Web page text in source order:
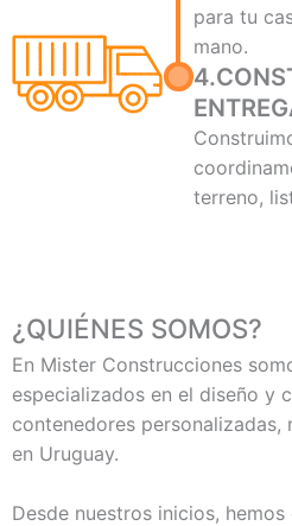
para tu
mano.
terreno,
¿QUIÉNES SOMOS?
En Mister Construcciones
especializados en el diseño y
contenedores personalizadas,
en Uruguay.
Desde nuestros inicios,